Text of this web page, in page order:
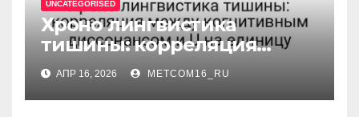
UNCATEGORISED
Хроно лингвистика
тишины: корреляция
между когнитивным
диссонансом и U на
единицу
АПР 16, 2026 METCOM16_RU